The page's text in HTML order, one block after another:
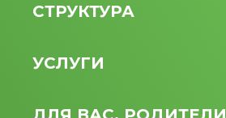
СТРУКТУРА
УСЛУГИ